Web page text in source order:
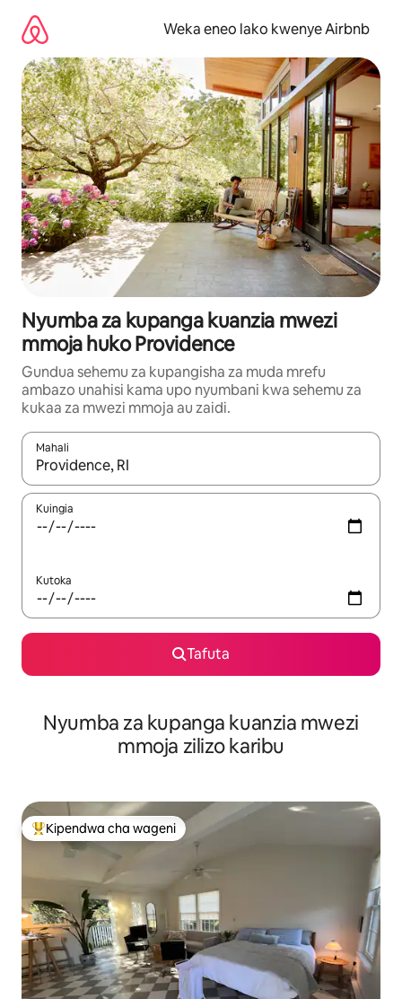
kwenda
kwenye
maudhui
Weka eneo lako kwenye Airbnb
Nyumba za kupanga kuanzia mwezi
mmoja huko Providence
Gundua sehemu za kupangisha za muda mrefu
ambazo unahisi kama upo nyumbani kwa sehemu za
kukaa za mwezi mmoja au zaidi.
Mahali
Wakati matokeo yanapatikana, vinjari kwa kutumia vitufe vya
Kuingia
Kutoka
Tafuta
Nyumba za kupanga kuanzia mwezi
mmoja zilizo karibu
Kipendwa maarufu cha wageni
Kipendwa cha wageni